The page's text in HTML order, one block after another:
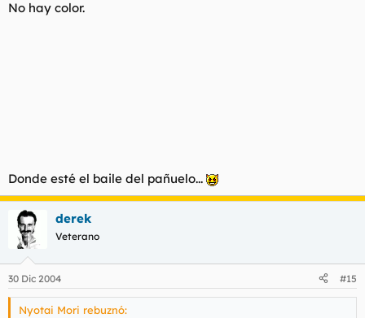
encumbrado como genio, sería tratado de friki patético, que
No hay color.
Donde esté el baile del pañuelo...
derek
Veterano
30 Dic 2004 #15
Nyotai Mori rebuznó: